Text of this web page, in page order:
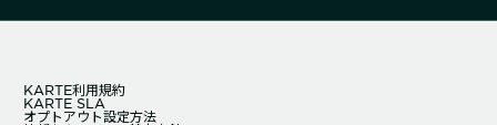
KARTE利用規約
KARTE SLA
オプトアウト設定方法